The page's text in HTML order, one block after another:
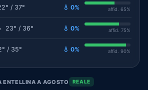
/ 37° 💧 0% affid. 65%
23° / 36° 💧 0% affid. 75%
/ 35° 💧 0% affid. 90%
ENTELLINA A AGOSTO REALE